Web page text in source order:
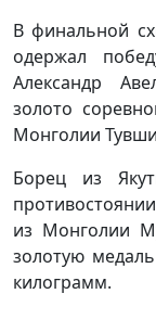
В финальной
одержал
Александр
золото
Монголии
Борец из
из Монголии
золотую
килограмм.